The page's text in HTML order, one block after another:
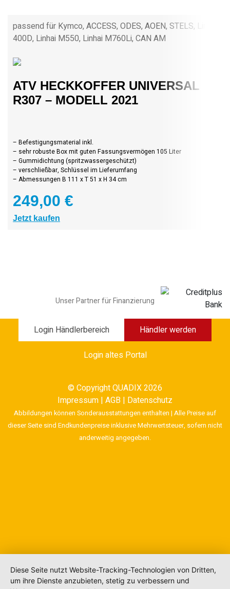
passend für Kymco, ACCESS, ODES, AOEN, STELS, Linhai
400D, Linhai M550, Linhai M760Li, CAN AM
ATV HECKKOFFER UNIVERSAL
R307 – MODELL 2021
– Befestigungsmaterial inkl.
– sehr robuste Box mit guten Fassungsvermögen 105 Liter
– Gummidichtung (spritzwassergeschützt)
– verschließbar, Schlüssel im Lieferumfang
– Abmessungen B 111 x T 51 x H 34 cm
249,00 €
Jetzt kaufen
Unser Partner für Finanzierung
Login Händlerbereich Händler werden
Login altes Portal
© CopyrightQUADIX 2026
Impressum | AGB | Datenschutz
Abbildungen können Sonderausstattungen enthalten | Alle Preise auf
dieser Seite sind Endkundenpreise inklusive Mehrwertsteuer, sofern nicht
anderweitig angegeben.
Diese Seite nutzt Website-Tracking-Technologien von Dritten,
um ihre Dienste anzubieten, stetig zu verbessern und